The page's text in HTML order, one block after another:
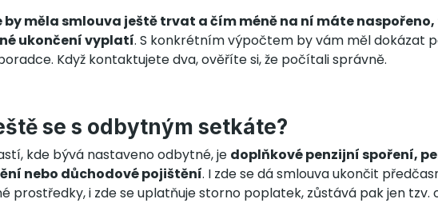
by měla smlouva ještě trvat a čím méně na ní máte
ukončení vyplatí. S konkrétním výpočtem by vám měl dokázat
Když kontaktujete dva, ověříte si, že počítali správně.
se s odbytným setkáte?
kde bývá nastaveno odbytné, je doplňkové penzijní spoření,
nebo důchodové pojištění. I zde se dá smlouva ukončit
prostředky, i zde se uplatňuje storno poplatek, zůstává pak jen tzv.